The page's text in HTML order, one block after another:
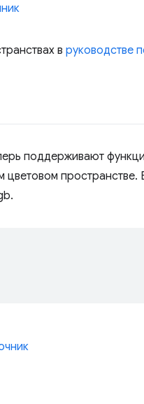
в руководстве
поддерживают
цветовом